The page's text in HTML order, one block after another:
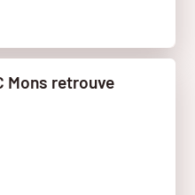
Mons retrouve